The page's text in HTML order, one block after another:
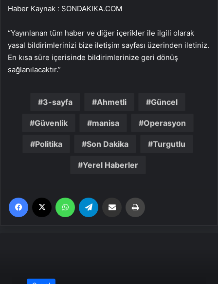
Haber Kaynak : SONDAKIKA.COM
“Yayınlanan tüm haber ve diğer içerikler ile ilgili olarak
yasal bildirimlerinizi bize iletişim sayfası üzerinden iletiniz.
En kısa süre içerisinde bildirimlerinize geri dönüş
sağlanılacaktır.”
3-sayfa Ahmetli Güncel
Güvenlik manisa Operasyon
Politika Son Dakika Turgutlu
Yerel Haberler
Facebook WhatsApp Email'den paylaş